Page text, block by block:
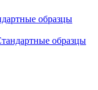
образцы
образцы